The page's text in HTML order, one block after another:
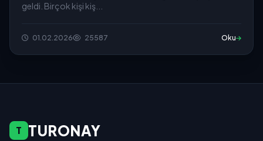
geldi. Birçok kişi kiş...
01.02.2026 25587 Oku
T TURONAY